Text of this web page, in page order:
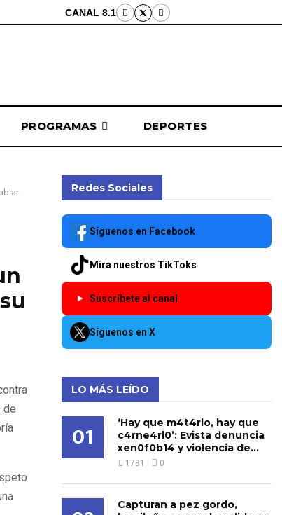
CANAL 8.1
PROGRAMAS DEPORTES
de
Redes Sociales
Síguenos en Facebook
Mira nuestros TikToks
Suscríbete al canal
Síguenos en X
LO MÁS LEÍDO
01
‘Hay que m4t4rlo, hay que
c4rne4rl0’: Evista denuncia
xen0f0b14 y violencia de...
1731 0
Capturan a pez gordo,